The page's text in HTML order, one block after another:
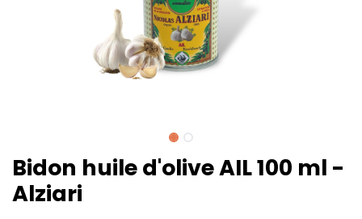
Bidon huile d'olive AIL 100 ml -
Alziari